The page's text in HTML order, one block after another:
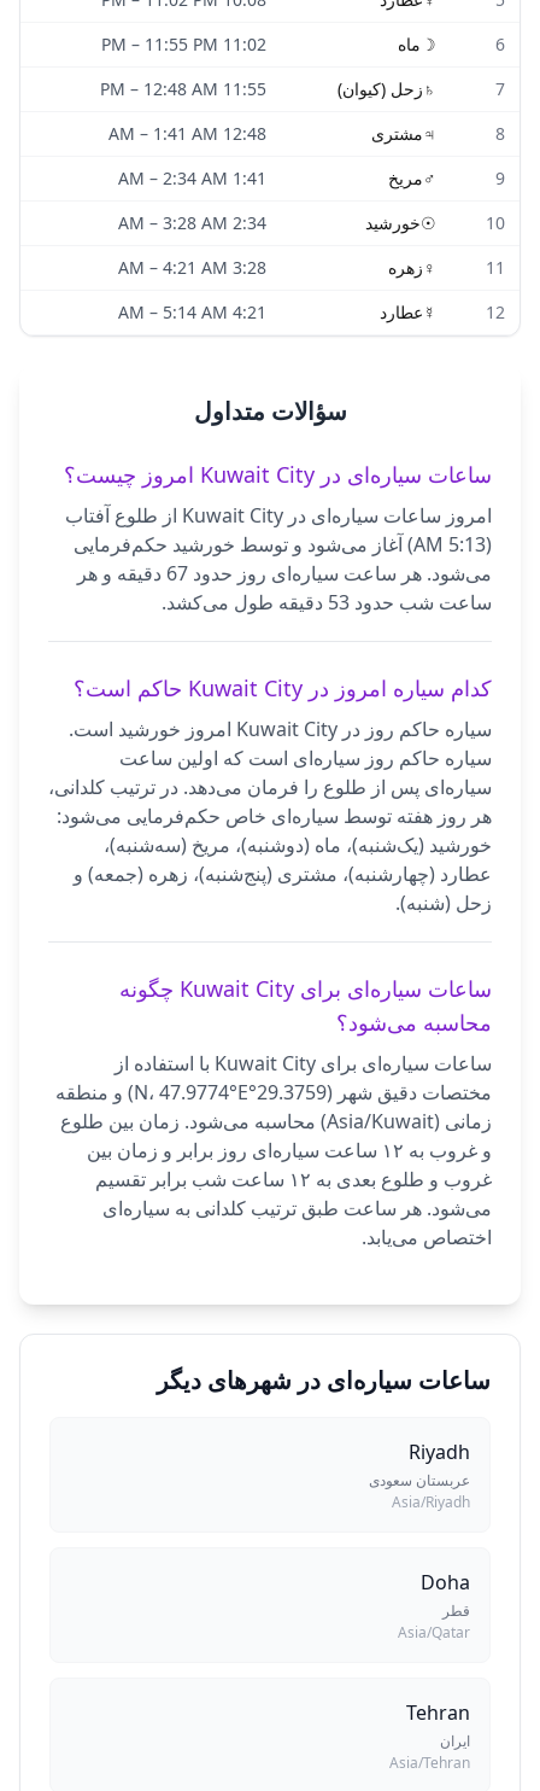
6
☽ ماه 11:02 PM
– 11:55 PM
7
♄ زحل (کیوان) 11:55 PM
– 12:48 AM
8
♃مشتری 12:48 AM
– 1:41 AM
9
♂مریخ 1:41 AM
– 2:34 AM
10
☉خورشید 2:34 AM
– 3:28 AM
11
♀ زهره 3:28 AM
– 4:21 AM
12
☿ عطارد 4:21 AM
– 5:14 AM
سؤالات متداول
ساعات سیاره‌ای در Kuwait City امروز چیست؟
امروز ساعات سیاره‌ای در Kuwait City از طلوع آفتاب
(5:13 AM) آغاز می‌شود و توسط خورشید حکم‌فرمایی
می‌شود. هر ساعت سیاره‌ای روز حدود 67 دقیقه و هر
ساعت شب حدود 53 دقیقه طول می‌کشد.
کدام سیاره امروز در Kuwait City حاکم است؟
سیاره حاکم روز در Kuwait City امروز خورشید است.
سیاره حاکم روز سیاره‌ای است که اولین ساعت
سیاره‌ای پس از طلوع را فرمان می‌دهد. در ترتیب کلدانی،
هر روز هفته توسط سیاره‌ای خاص حکم‌فرمایی می‌شود:
خورشید (یک‌شنبه)، ماه (دوشنبه)، مریخ (سه‌شنبه)،
عطارد (چهارشنبه)، مشتری (پنج‌شنبه)، زهره (جمعه) و
زحل (شنبه).
ساعات سیاره‌ای برای Kuwait City چگونه
محاسبه می‌شود؟
ساعات سیاره‌ای برای Kuwait City با استفاده از
مختصات دقیق شهر (29.3759°N، 47.9774°E) و منطقه
زمانی (Asia/Kuwait) محاسبه می‌شود. زمان بین طلوع
و غروب به ۱۲ ساعت سیاره‌ای روز برابر و زمان بین
غروب و طلوع بعدی به ۱۲ ساعت شب برابر تقسیم
می‌شود. هر ساعت طبق ترتیب کلدانی به سیاره‌ای
اختصاص می‌یابد.
ساعات سیاره‌ای در شهرهای دیگر
Riyadh
عربستان سعودی
Asia/Riyadh
Doha
قطر
Asia/Qatar
Tehran
ایران
Asia/Tehran